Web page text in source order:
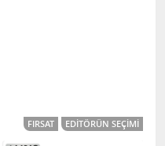
FIRSAT EDITÖRÜN SEÇIMI